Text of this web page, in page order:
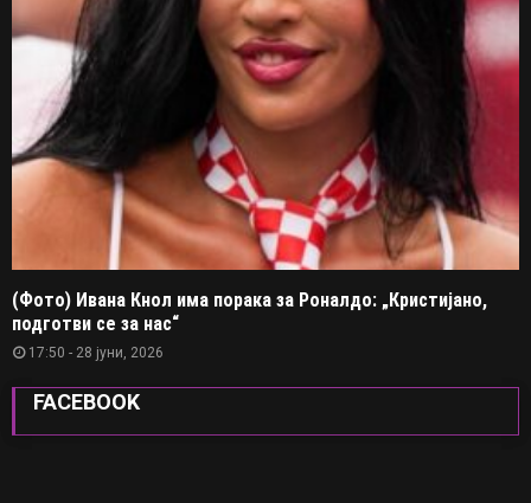
(Фото) Ивана Кнол има порака за Роналдо: „Кристијано,
подготви се за нас“
17:50 - 28 јуни, 2026
FACEBOOK